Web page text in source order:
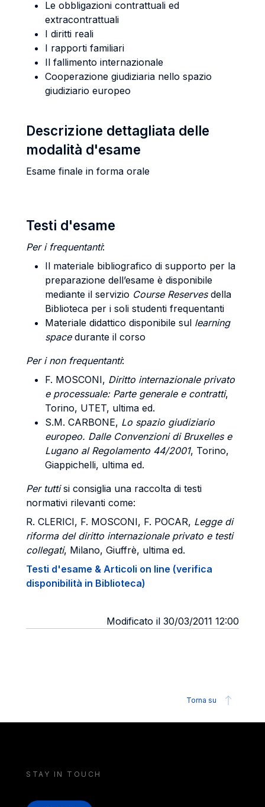
Le obbligazioni contrattuali ed
extracontrattuali
I diritti reali
I rapporti familiari
Il fallimento internazionale
Cooperazione giudiziaria nello spazio
giudiziario europeo
Descrizione dettagliata delle
modalità d'esame
Esame finale in forma orale
Testi d'esame
Per i frequentanti:
Il materiale bibliografico di supporto per la
preparazione dell’esame è disponibile
mediante il servizio Course Reserves della
Biblioteca per i soli studenti frequentanti
Materiale didattico disponibile sul learning
space durante il corso
Per i non frequentanti:
F. MOSCONI, Diritto internazionale privato
e processuale: Parte generale e contratti,
Torino, UTET, ultima ed.
S.M. CARBONE, Lo spazio giudiziario
europeo. Dalle Convenzioni di Bruxelles e
Lugano al Regolamento 44/2001, Torino,
Giappichelli, ultima ed.
Per tuttisi consiglia una raccolta di testi
normativi rilevanti come:
R. CLERICI, F. MOSCONI, F. POCAR, Legge di
riforma del diritto internazionale privato e testi
collegati, Milano, Giuffrè, ultima ed.
Testi d'esame & Articoli on line (verifica
disponibilità in Biblioteca)
Modificato il 30/03/2011 12:00
Torna su
STAY IN TOUCH